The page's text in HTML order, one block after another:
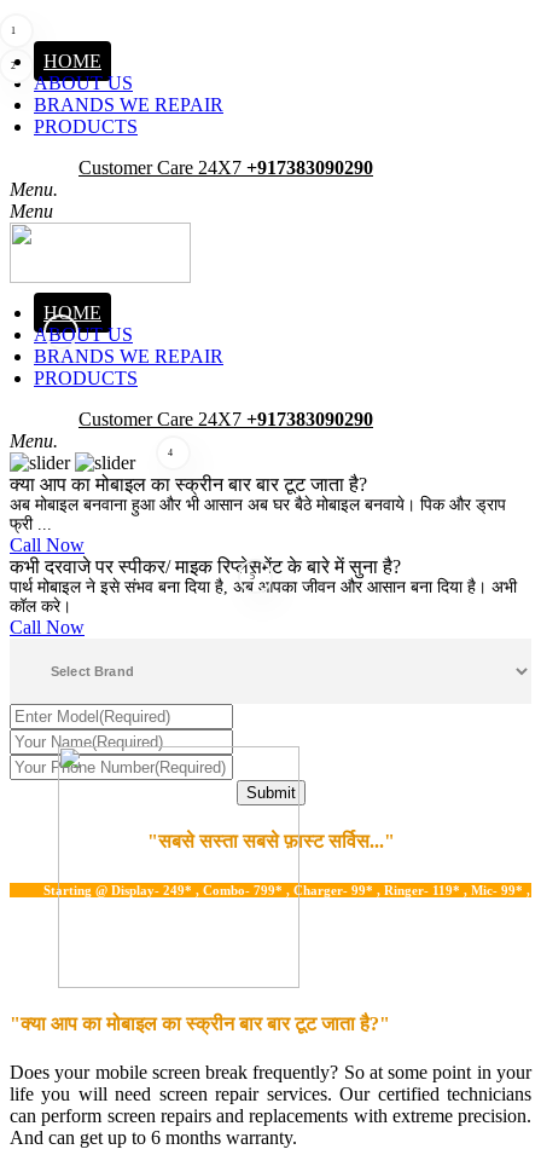
HOME
ABOUT US
BRANDS WE REPAIR
PRODUCTS
Customer Care 24X7 +917383090290
Menu.
Menu
HOME
ABOUT US
BRANDS WE REPAIR
PRODUCTS
Customer Care 24X7 +917383090290
Menu.
क्या आप का मोबाइल का स्क्रीन बार बार टूट जाता है?
अब मोबाइल बनवाना हुआ और भी आसान अब घर बैठे मोबाइल बनवाये। पिक और ड्राप
फ्री ...
Call Now
कभी दरवाजे पर स्पीकर/ माइक रिप्लेसमेंट के बारे में सुना है?
पार्थ मोबाइल ने इसे संभव बना दिया है, अब आपका जीवन और आसान बना दिया है। अभी
कॉल करे।
Call Now
"सबसे सस्ता सबसे फ़ास्ट सर्विस..."
@ Display- 249* , Combo- 799* , Charger- 99* , Ringer- 119* , Mic- 99* , Water
"क्या आप का मोबाइल का स्क्रीन बार बार टूट जाता है?"
Does your mobile screen break frequently? So at some point in your
life you will need screen repair services. Our certified technicians
can perform screen repairs and replacements with extreme precision.
And can get up to 6 months warranty.
1
2
3
4
5